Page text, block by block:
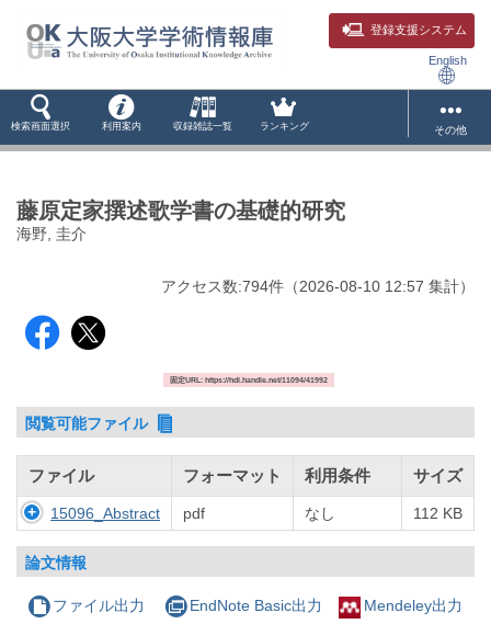
登録支援システム
English
検索画面選択 利用案内 収録雑誌一覧 ランキング その他
藤原定家撰述歌学書の基礎的研究
海野, 圭介
アクセス数:794件 （2026-08-10 12:57 集計）
固定URL: https://hdl.handle.net/11094/41992
閲覧可能ファイル
ファイル フォーマット 利用条件 サイズ
15096_Abstract pdf なし 112 KB
論文情報
ファイル出力 EndNote Basic出力 Mendeley出力